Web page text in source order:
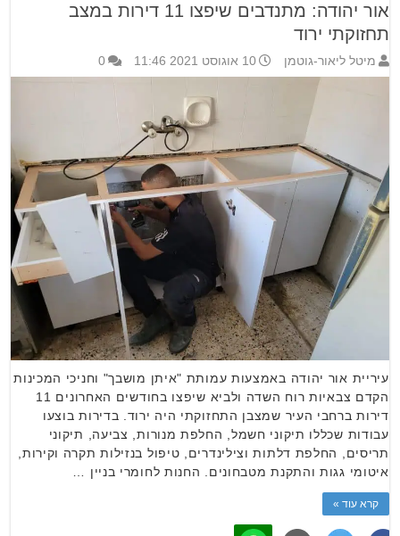
אור יהודה: מתנדבים שיפצו 11 דירות במצב
תחזוקתי ירוד
מיטל ליאור-גוטמן 10 אוגוסט 2021 11:46 0
עיריית אור יהודה באמצעות עמותת "איתן מושבך" וחניכי המכינות
הקדם צבאיות רוח השדה ולביא שיפצו בחודשים האחרונים 11
דירות ברחבי העיר שמצבן התחזוקתי היה ירוד. בדירות בוצעו
עבודות שכללו תיקוני חשמל, החלפת מנורות, צביעה, תיקוני
תריסים, החלפת דלתות וצילינדרים, טיפול בנזילות תקרה וקירות,
איטומי גגות והתקנת מטבחונים. החנות לחומרי בניין …
קרא עוד »